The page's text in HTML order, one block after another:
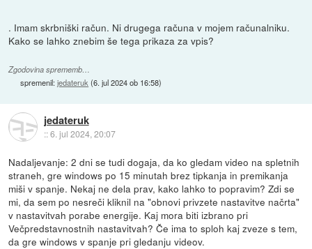
. Imam skrbniški račun. Ni drugega računa v mojem računalniku.
Kako se lahko znebim še tega prikaza za vpis?
Zgodovina sprememb…
spremenil:jedateruk (6. jul 2024 ob 16:58)
jedateruk
::6. jul 2024, 20:07
Nadaljevanje: 2 dni se tudi dogaja, da ko gledam video na spletnih
straneh, gre windows po 15 minutah brez tipkanja in premikanja
miši v spanje. Nekaj ne dela prav, kako lahko to popravim? Zdi se
mi, da sem po nesreči kliknil na "obnovi privzete nastavitve načrta"
v nastavitvah porabe energije. Kaj mora biti izbrano pri
Večpredstavnostnih nastavitvah? Če ima to sploh kaj zveze s tem,
da gre windows v spanje pri gledanju videov.